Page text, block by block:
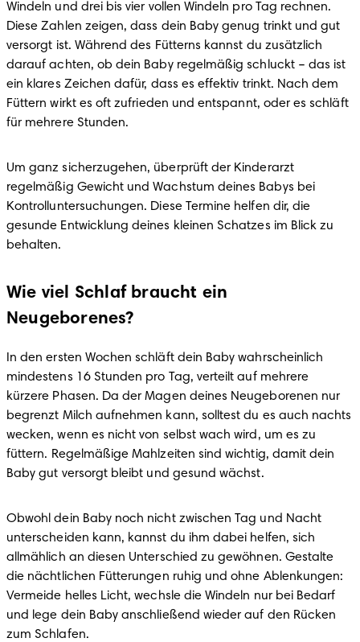
Windeln und drei bis vier vollen Windeln pro Tag rechnen.
Diese Zahlen zeigen, dass dein Baby genug trinkt und gut
versorgt ist. Während des Fütterns kannst du zusätzlich
darauf achten, ob dein Baby regelmäßig schluckt – das ist
ein klares Zeichen dafür, dass es effektiv trinkt. Nach dem
Füttern wirkt es oft zufrieden und entspannt, oder es schläft
für mehrere Stunden.
Um ganz sicherzugehen, überprüft der Kinderarzt
regelmäßig Gewicht und Wachstum deines Babys bei
Kontrolluntersuchungen. Diese Termine helfen dir, die
gesunde Entwicklung deines kleinen Schatzes im Blick zu
behalten.
Wie viel Schlaf braucht ein
Neugeborenes?
In den ersten Wochen schläft dein Baby wahrscheinlich
mindestens 16 Stunden pro Tag, verteilt auf mehrere
kürzere Phasen. Da der Magen deines Neugeborenen nur
begrenzt Milch aufnehmen kann, solltest du es auch nachts
wecken, wenn es nicht von selbst wach wird, um es zu
füttern. Regelmäßige Mahlzeiten sind wichtig, damit dein
Baby gut versorgt bleibt und gesund wächst.
Obwohl dein Baby noch nicht zwischen Tag und Nacht
unterscheiden kann, kannst du ihm dabei helfen, sich
allmählich an diesen Unterschied zu gewöhnen. Gestalte
die nächtlichen Fütterungen ruhig und ohne Ablenkungen:
Vermeide helles Licht, wechsle die Windeln nur bei Bedarf
und lege dein Baby anschließend wieder auf den Rücken
zum Schlafen.